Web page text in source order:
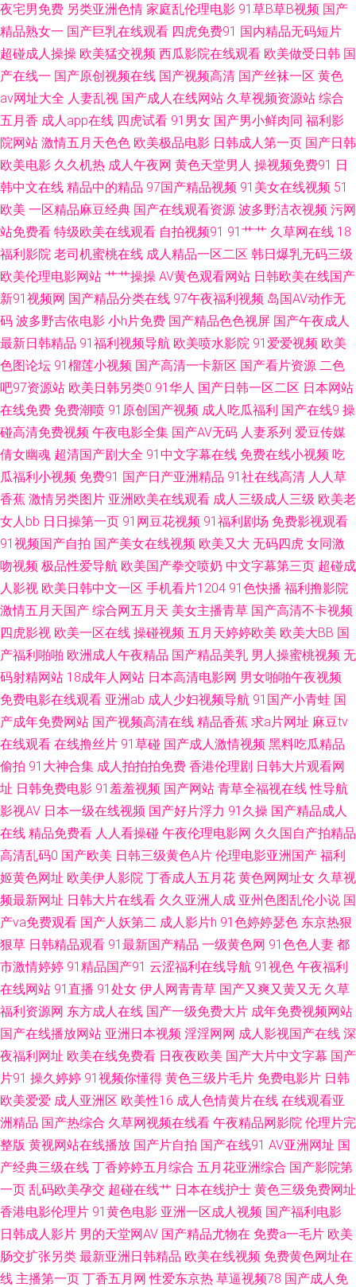
福利导航 91操熟女 91制片国产精品 男人的天堂社区东京热 91蜜桃在线播放
九九婷婷伊人色 天堂五月天网 免费爱爱影院 91丝袜自慰在线观看 男人天堂
资源 91乏力操妹子 日本三级色 丁香五月色色婷 五月天婷婷欧美九区 超碰在
线9797人妻 91JK黑丝 福利成人导航 午夜剧场体验一分钟 黄色欧美日韩 人
人干人人玩 新大香蕉av 91麻豆蜜桃 ts操逼视频 国产青青草热热热 老司机性
交网 亚洲无码激情文学 久久日韩精品 91高清视频免费观看 九热色色 91资源
在线看 AV日韩导航福利 欧洲精品国产 超碰在线人人人摸 手机偷拍色图 91网
原伊人网在线 91免费处女免费观看 成人禁污污啪啪入口 欧美专区二区 爱豆
传媒熊猫成人 人妻在线国产精品 91青青草青娱乐分类 性感美女日本午夜视
频 草逼福利 91国产尤物在线视频 操碰在线视频95av 精品人妻乱码一区二区
91熊猫视频TV 欧美色图婷婷五月天 97超碰自拍 麻豆影院在线观看一区 91
性爱视频 新视觉影院尤物视频 日本成人网片 91破处视频 深爱成人在线播放
99热热色 久草亚洲网址 丝袜深爱网 91国产视频在线观看 九七电影手机版
99久久无 日韩国产综合系列 91在线不卡视频 欧美久久成人国产 老司机福利
电影院 成人福利午夜无码 探花色a av无码导航 91国内精品视频 国产精品欧
美久久 亚洲成人黄色小说网站 女同亚洲 国产精品久久玫 操你啦超碰97 天堂
者色网 久久一区丝袜 91看片免费观看成人版 九色骚屄91 91熊猫传媒成人
亚洲成人黄色在线网站 成人性交片免费看 亚洲天堂精品久久 狠狠干第一页
91干逼淫秽视频网站 国产av色福利 午夜在线观看视频19 91黄瓜视频下载 操
碰在线不卡 欧美色无毒不卡 亚洲主播国产 www97超碰在线 色情人妖伪娘一
91福利视频网 成人看片网站 密桃成人网址 四虎东方va私人影库 91精品观看
视频 国产精品一区自拍 91视频游艇 国产精品久久网站 天天肏月月干 av中文
字幕无线看 五月天操穴 超碰色婷婷 婷婷伊人久久蜜桃 成人网站在线看 新91
福利视频 豆花91官网 最新肏屄网 欧美AⅤ18 91丝袜在线观看 日韩欧美天堂
网 69国际映画网址 海角九色极品反差 91国产熟女熟女 久久这里只有精品99
91免贵看片 色色精品影院 97资源视频总站 欧美婷婷基地 影音先锋AV日韩资
源 亚洲性爱c 亚洲欧洲毛片 午夜福利爽日网 涩99热热99 日韩牛B叉电影 色
呦呦网站入口国 丝袜足交性爱视频 av第一页影音先锋 午夜在线视频玖玖 久
草福利毛片 香蕉视频黄在线观看 成人男女午夜影院 日韩午夜福利在线 www
欧美成人 中文字幕日韩精品专区 加比勒av 深夜福利一区 91九色蝌蚪成人国
夜宅男免费 另类亚洲色情 家庭乱伦理电影 91草B草B视频 国产
精品熟女一 国产巨乳在线观看 四虎免费91 国内精品无码短片
超碰成人操操 欧美猛交视频 西瓜影院在线观看 欧美做受日韩 国
产在线一 国产原创视频在线 国产视频高清 国产丝袜一区 黄色
av网址大全 人妻乱视 国产成人在线网站 久草视频资源站 综合
五月香 成人app在线 四虎试看 91男女 国产男小鲜肉同 福利影
院网站 激情五月天色色 欧美极品电影 日韩成人第一页 国产日韩
欧美电影 久久机热 成人午夜网 黄色天堂男人 操视频免费91 日
韩中文在线 精品中的精品 97国产精品视频 91美女在线视频 51
欧美 一区精品麻豆经典 国产在线观看资源 波多野洁衣视频 污网
站免费看 特级欧美在线观看 自拍视频91 91艹艹 久草网在线 18
福利影院 老司机蜜桃在线 成人精品一区二区 韩日爆乳无码三级
欧美伦理电影网站 艹艹操操 AV黄色观看网站 日韩欧美在线国产
新91视频网 国产精品分类在线 97午夜福利视频 岛国AV动作无
码 波多野吉依电影 小h片免费 国产精品色色视屏 国产午夜成人
最新日韩精品 91福利视频导航 欧美喷水影院 91爱爱视频 欧美
色图论坛 91榴莲小视频 国产高清一卡新区 国产看片资源 二色
吧97资源站 欧美日韩另类0 91华人 国产日韩一区二区 日本网站
在线免费 免费潮喷 91原创国产视频 成人吃瓜福利 国产在线9 操
碰高清免费视频 午夜电影全集 国产AV无码 人妻系列 爱豆传媒
倩女幽魂 超清国产剧大全 91中文字幕在线 免费在线小视频 吃
瓜福利小视频 免费91 国产日产亚洲精品 91社在线高清 人人草
香蕉 激情另类图片 亚洲欧美在线观看 成人三级成人三级 欧美老
女人bb 日日操第一页 91网豆花视频 91福利剧场 免费影视观看
91视频国产自拍 国产美女在线视频 欧美又大 无码四虎 女同激
吻视频 极品性爱导航 欧美国产拳交喷奶 中文字幕第三页 超碰成
人影视 欧美日韩中文一区 手机看片1204 91色快播 福利撸影院
激情五月天国产 综合网五月天 美女主播青草 国产高清不卡视频
四虎影视 欧美一区在线 操碰视频 五月天婷婷欧美 欧美大BB 国
产福利啪啪 欧洲成人午夜精品 国产精品美乳 男人操蜜桃视频 无
码射精网站 18成年人网站 日本高清电影网 男女啪啪午夜视频
免费电影在线观看 亚洲ab 成人少妇视频导航 91国产小青蛙 国
产成年免费网站 国产视频高清在线 精品香蕉 求a片网址 麻豆tv
在线观看 在线撸丝片 91草碰 国产成人激情视频 黑料吃瓜精品
偷拍 91大神合集 成人拍拍拍免费 香港伦理剧 日韩大片观看网
址 日韩免费电影 91羞羞视频 国产网站 青草全福视在线 性导航
影视AV 日本一级在线视频 国产好片浮力 91久操 国产精品成人
在线 精品免费看 人人看操碰 午夜伦理电影网 久久国自产拍精品
高清乱码0 国产欧美 日韩三级黄色A片 伦理电影亚洲国产 福利
姬黄色网址 欧美伊人影院 丁香成人五月花 黄色网网址女 久草视
频最新网址 日韩大片在线看 久久亚洲人成 亚州色图乱伦小说 国
产va免费观看 国产人妖第二 成人影片h 91色婷婷瑟色 东京热狠
狠草 日韩精品观看 91最新国产精品 一级黄色网 91色色人妻 都
市激情婷婷 91精品国产91 云涩福利在线导航 91视色 午夜福利
在线网站 91直播 91处女 伊人网青青草 国产又爽又黄又无 久草
福利资源网 东方成人在线 国产一级免费大片 成年免费视频网站
国产在线播放网站 亚洲日本视频 淫淫网网 成人影视国产在线 深
夜福利网址 欧美在线免费看 日夜夜欧美 国产大片中文字幕 国产
片91 操久婷婷 91视频你懂得 黄色三级片毛片 免费电影片 日韩
欧美爱爱 成人亚洲区 欧美性16 成人色情黄片在线 在线观看亚
洲精品 国产热综合 久草网视频在线看 午夜精品网影院 伦理片完
整版 黄视网站在线播放 国产片自拍 国产在线91 AV亚洲网址 国
产经典三级在线 丁香婷婷五月综合 五月花亚洲综合 国产影院第
一页 乱码欧美孕交 超碰在线艹 日本在线护士 黄色三级免费网址
香港电影伦理片 91黄色电影 亚洲一区成人视频 国产福利电影
日韩成人影片 男的天堂网AV 国产精品尤物在 免费a一毛片 欧美
肠交扩张另类 最新亚洲日韩精品 欧美在线视频 免费黄色网址在
线 主播第一页 丁香五月网 性爱东京热 草逼视频78 国产成人免